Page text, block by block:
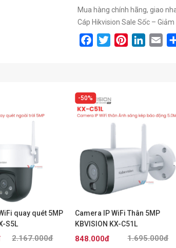
Mua hàng chính hãng, giao
Cáp Hikvision Sale Sốc – Giảm
FacebookTwitterPinterestLinkedIn
quay quét 5MP
S5L
2.167.000đ
50%
Camera IP WiFi Thân 5MP
KBVISION KX-C51L
1.695.000đ
848.000đ